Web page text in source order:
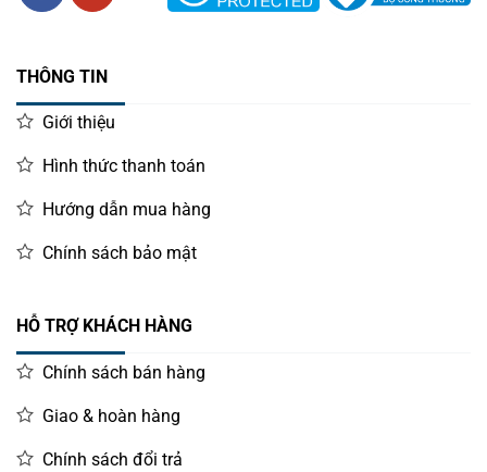
THÔNG TIN
Giới thiệu
Hình thức thanh toán
Hướng dẫn mua hàng
Chính sách bảo mật
HỖ TRỢ KHÁCH HÀNG
Chính sách bán hàng
Giao & hoàn hàng
Chính sách đổi trả